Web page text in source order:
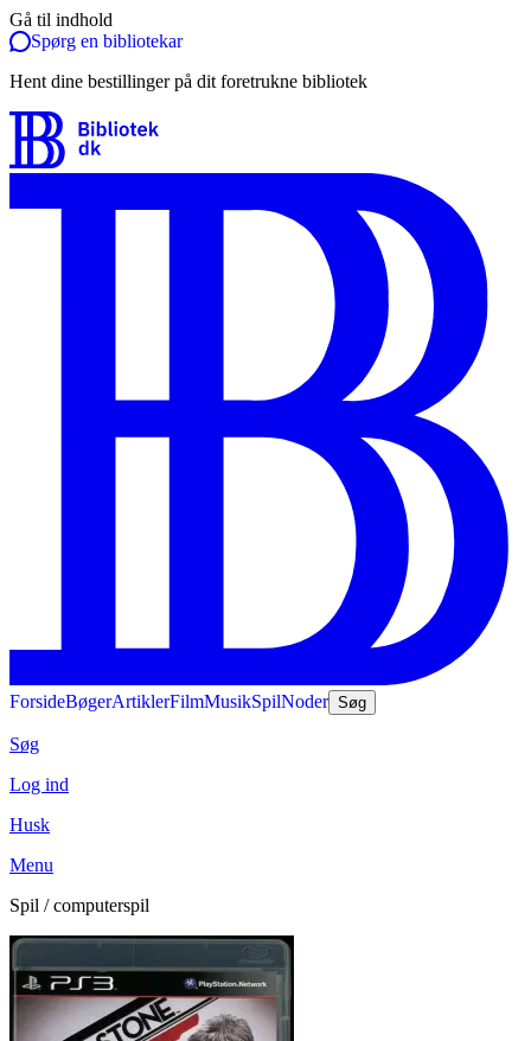
Gå til indhold
Spørg en bibliotekar
Hent dine bestillinger på dit foretrukne bibliotek
ForsideBøgerArtiklerFilmMusikSpilNoder Søg
Søg
Log ind
Husk
Menu
Spil / computerspil